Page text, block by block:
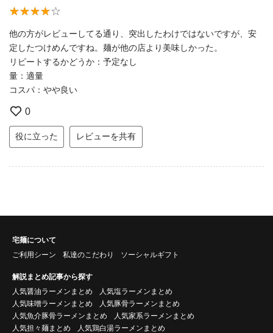
他の方がレビューしてる通り、突出したわけではないですが、安
定したつけめんですね。麺が他の店より美味しかった。
リピートするかどうか：予定なし
量：適量
コスパ：やや良い
0
役に立った レビューを共有
宅麺について
ご利用シーン
私達のこだわり ソーシャルギフト
解説まとめ記事から探す
人気醤油ラーメンまとめ
人気塩ラーメンまとめ
人気味噌ラーメンまとめ
人気豚骨ラーメンまとめ
人気魚介豚骨ラーメンまとめ
人気家系ラーメンまとめ
人気担々麺まとめ
人気鶏白湯ラーメンまとめ